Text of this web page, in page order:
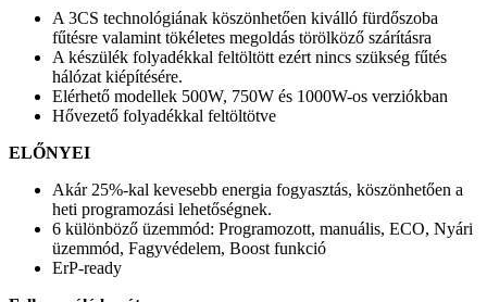
A 3CS technológiának köszönhetően kiválló fürdőszoba
fűtésre valamint tökéletes megoldás törölköző szárításra
A készülék folyadékkal feltöltött ezért nincs szükség fűtés
hálózat kiépítésére.
Elérhető modellek 500W, 750W és 1000W-os verziókban
Hővezető folyadékkal feltöltötve
ELŐNYEI
Akár 25%-kal kevesebb energia fogyasztás, köszönhetően a
heti programozási lehetőségnek.
6 különböző üzemmód: Programozott, manuális, ECO, Nyári
üzemmód, Fagyvédelem, Boost funkció
ErP-ready